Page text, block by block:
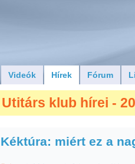
Videók Hírek Fórum
Utitárs klub hírei -
Kéktúra: miért ez a